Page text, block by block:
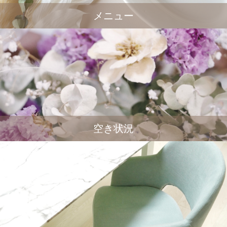
メニュー
空き状況